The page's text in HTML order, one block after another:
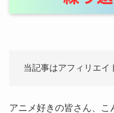
当記事はアフィリエイ
アニメ好きの皆さん、こ